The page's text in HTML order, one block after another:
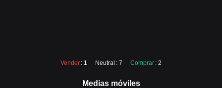
Vender : 1 Neutral : 7 Comprar : 2
Medias móviles